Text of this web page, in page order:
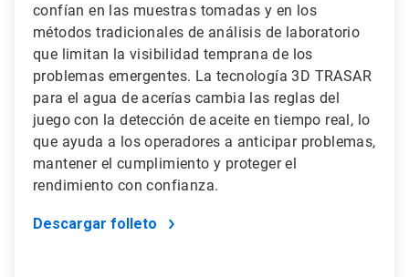
confían en las muestras tomadas y en los
métodos tradicionales de análisis de laboratorio
que limitan la visibilidad temprana de los
problemas emergentes. La tecnología 3D TRASAR
para el agua de acerías cambia las reglas del
juego con la detección de aceite en tiempo real, lo
que ayuda a los operadores a anticipar problemas,
mantener el cumplimiento y proteger el
rendimiento con confianza.
Descargar folleto